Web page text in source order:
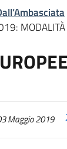
Maggio 2019